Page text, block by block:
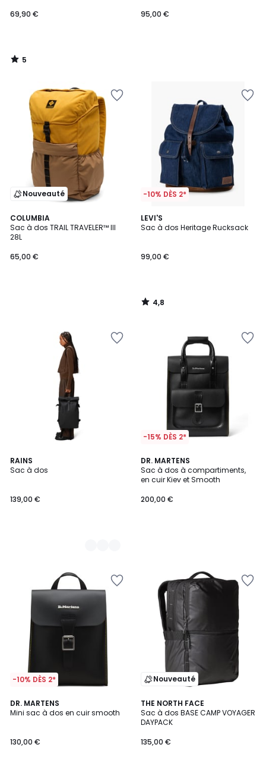
69,90 €
5
/
95,00 €
Nouveauté
COLUMBIA
Sac à dos TRAIL TRAVELER™ III
28L
65,00 €
-10% DÈS 2*
LEVI'S
Sac à dos Heritage Rucksack
99,00 €
4,8
/ 5
4,8
/
RAINS
Sac à dos
139,00 €
3
Couleurs
-15% DÈS 2*
DR. MARTENS
Sac à dos à compartiments,
en cuir Kiev et Smooth
200,00 €
-10% DÈS 2*
DR. MARTENS
Mini sac à dos en cuir smooth
130,00 €
Nouveauté
THE NORTH FACE
Sac à dos BASE CAMP VOYAGER
DAYPACK
135,00 €
4,8
/ 5